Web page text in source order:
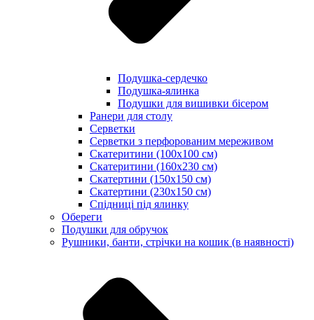
Подушка-сердечко
Подушка-ялинка
Подушки для вишивки бісером
Ранери для столу
Серветки
Серветки з перфорованим мереживом
Скатеритини (100х100 см)
Скатеритини (160х230 см)
Скатертини (150х150 см)
Скатертини (230х150 см)
Спідниці під ялинку
Обереги
Подушки для обручок
Рушники, банти, стрічки на кошик (в наявності)